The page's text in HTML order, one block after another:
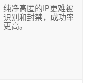
纯净高匿的IP更难被
识别和封禁，成功率
更高。